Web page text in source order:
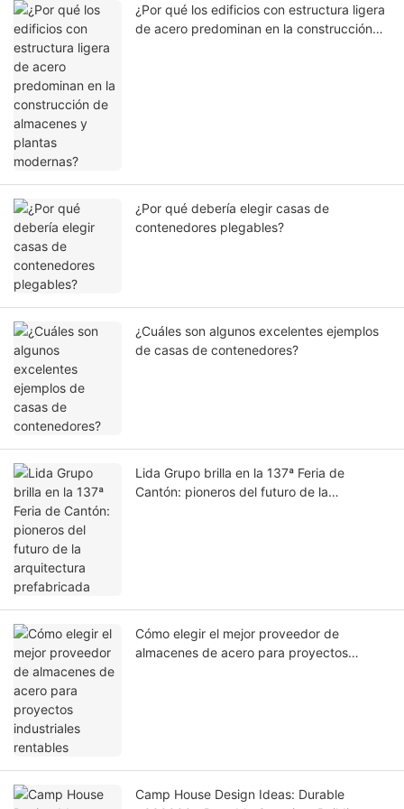
¿Por qué los edificios con estructura ligera
de acero predominan en la construcción
¿Por qué debería elegir casas de
contenedores plegables?
¿Cuáles son algunos excelentes ejemplos
de casas de contenedores?
Lida Grupo brilla en la 137ª Feria de
Cantón: pioneros del futuro de la
Cómo elegir el mejor proveedor de
almacenes de acero para proyectos
Camp House Design Ideas: Durable